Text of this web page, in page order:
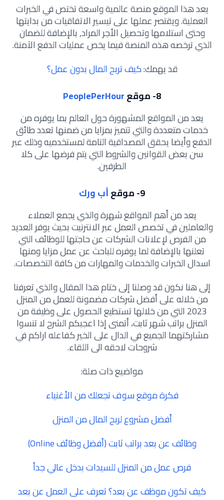
يعد هذا الموقع منصة عالمية واسعة تختص في الخبرات
العملية. ويقتصر عملها على تيسير الاتفاقيات من بدايتها
وحتى استلامها وتحصيل الأجر المراد, بالإضافة للضمان
الذي ترخصه هذه المنصة فيما يخص عمليات الدفع الآمنة.
قد يهمك:كيف تربح المال بدون عمل؟
8- موقع
PeoplePerHour
يعد من المواقع المشهورة حول العالم بما يوفره من
خدمات متعددة والتي تتميز بمزايا من ضمنها تعدد طائق
الدفع وأيضا يحقق المصداقية التامة لمستخدميه وذلك عبر
سن بعض القوانين والشروط التي يتم فرضها على كلا
الطرفين.
9- موقع
أب ورك
يعد من أهم المواقع شهرة والذي يجمع العملاء
والعاملين في تخصص العمل عبر الانترنيت بحيث يوفر العديد
من الفرص لإعلانات الشركات عن حاجتها للوظائف التي
تعلنها بالإضافة لما يوفره للباحث عن عمل مزايا ومنها
اسدال الخبرات والخدمات والمهارات من كافة التخصصات.
إلى هنا نكون قد وصلنا إلى ختام هذا المقال والذي تعرفنا
من خلاله على أفضل شركات مضمونة للعمل من المنزل
2023 التي من خلالها تستطيع الحصول على وظيفة من
المنزل براتب شهر ثابت، أتمنى إذا اعجبكم الشرح لا تنسوا
مشاركتهما الجميع في الدال على الخير كفاعله اراكم في
شروحات لاحقه الى اللقاء.
مواضيع ذات صلة:
فكرة موقع سوف تجعلك من الأغنياء
أفضل مشروع لربح المال من المنزل
وظائف عن بعد براتب ثابت (أفضل وظائف Online)
فرص عمل من المنزل للسيدات بدخل عالي جداً
كيف تكون موظف عن بعد؟ تعرف على العمل عن بعد